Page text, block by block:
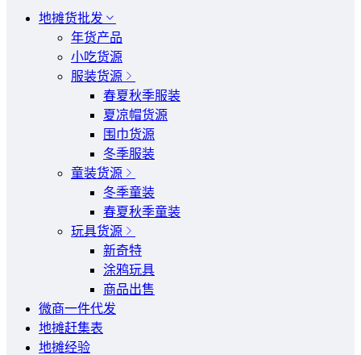
地摊货批发
年货产品
小吃货源
服装货源
春夏秋季服装
夏凉帽货源
围巾货源
冬季服装
童装货源
冬季童装
春夏秋季童装
玩具货源
新奇特
涂鸦玩具
商品出售
微商一件代发
地摊赶集表
地摊经验